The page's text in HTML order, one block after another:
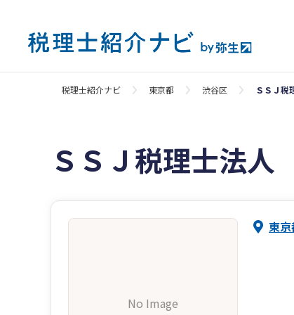
税理士紹介ナビ 東京都 渋谷区 ＳＳＪ税
ＳＳＪ税理士法人
No Image
東